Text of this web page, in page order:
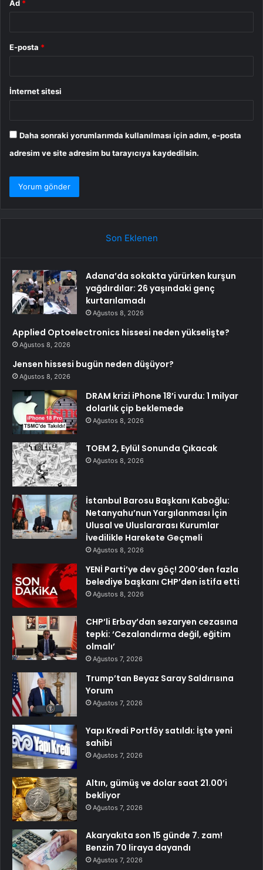
Ad *
E-posta *
İnternet sitesi
Daha sonraki yorumlarımda kullanılması için adım, e-posta
adresim ve site adresim bu tarayıcıya kaydedilsin.
Son Eklenen
Adana’da sokakta yürürken kurşun
yağdırdılar: 26 yaşındaki genç
kurtarılamadı
Ağustos 8, 2026
Applied Optoelectronics hissesi neden yükselişte?
Ağustos 8, 2026
Jensen hissesi bugün neden düşüyor?
Ağustos 8, 2026
DRAM krizi iPhone 18’i vurdu: 1 milyar
dolarlık çip beklemede
Ağustos 8, 2026
TOEM 2, Eylül Sonunda Çıkacak
Ağustos 8, 2026
İstanbul Barosu Başkanı Kaboğlu:
Netanyahu’nun Yargılanması İçin
Ulusal ve Uluslararası Kurumlar
İvedilikle Harekete Geçmeli
Ağustos 8, 2026
YENİ Parti’ye dev göç! 200’den fazla
belediye başkanı CHP’den istifa etti
Ağustos 8, 2026
CHP’li Erbay’dan sezaryen cezasına
tepki: ‘Cezalandırma değil, eğitim
olmalı’
Ağustos 7, 2026
Trump’tan Beyaz Saray Saldırısına
Yorum
Ağustos 7, 2026
Yapı Kredi Portföy satıldı: İşte yeni
sahibi
Ağustos 7, 2026
Altın, gümüş ve dolar saat 21.00’i
bekliyor
Ağustos 7, 2026
Akaryakıta son 15 günde 7. zam!
Benzin 70 liraya dayandı
Ağustos 7, 2026